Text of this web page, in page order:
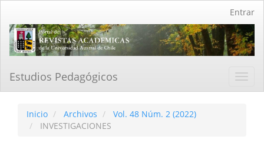
Contenido
principal
Barra
Entrar
Estudios Pedagógicos
Inicio Archivos
Vol. 48 Núm. 2 (2022)
INVESTIGACIONES